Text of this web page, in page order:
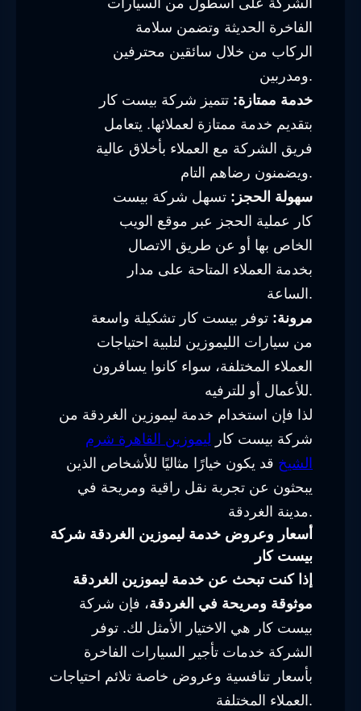
الفاخرة الحديثة وتضمن سلامة
الركاب من خلال سائقين محترفين
ومدربين.
خدمة ممتازة: تتميز شركة بيست كار
بتقديم خدمة ممتازة لعملائها. يتعامل
فريق الشركة مع العملاء بأخلاق عالية
ويضمنون رضاهم التام.
سهولة الحجز: تسهل شركة بيست
كار عملية الحجز عبر موقع الويب
الخاص بها أو عن طريق الاتصال
بخدمة العملاء المتاحة على مدار
الساعة.
مرونة: توفر بيست كار تشكيلة واسعة
من سيارات الليموزين لتلبية احتياجات
العملاء المختلفة، سواء كانوا يسافرون
للأعمال أو للترفيه.
لذا فإن استخدام خدمة ليموزين الغردقة من
شركة بيست كار ليموزين القاهرة شرم
الشيخ قد يكون خيارًا مثاليًا للأشخاص الذين
يبحثون عن تجربة نقل راقية ومريحة في
مدينة الغردقة.
أسعار وعروض خدمة ليموزين الغردقة شركة
بيست كار
إذا كنت تبحث عن خدمة ليموزين الغردقة
موثوقة ومريحة في الغردقة، فإن شركة
بيست كار هي الاختيار الأمثل لك. توفر
الشركة خدمات تأجير السيارات الفاخرة
بأسعار تنافسية وعروض خاصة تلائم احتياجات
العملاء المختلفة.